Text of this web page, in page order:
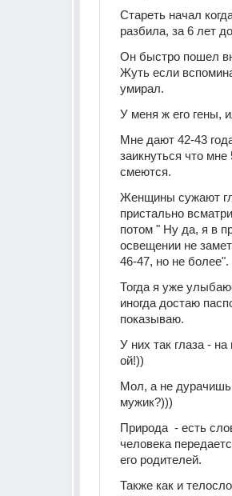
Стареть начал
разбила, за 6 лет
Он быстро пошел
Жуть если
умирал.
У меня ж его гены,
Мне дают 42-43
заикнуться что
смеются.
Женщины сужают
пристально
потом " Ну да, я в
освещении не
46-47, но не более".
Тогда я уже
иногда достаю
показываю.
У них так глаза -
ой!))
Мол, а не
мужик?)))
Природа  - есть
человека
его родителей.
Также как и